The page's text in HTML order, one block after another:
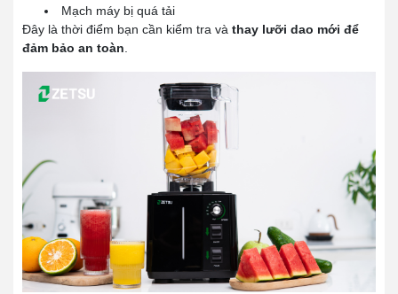
Mạch máy bị quá tải
Đây là thời điểm bạn cần kiểm tra và thay lưỡi dao mới để
đảm bảo an toàn